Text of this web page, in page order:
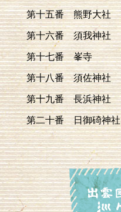
第十五番 熊野大社
第十六番 須我神社
第十七番 峯寺
第十八番 須佐神社
第十九番 長浜神社
第二十番 日御碕神社